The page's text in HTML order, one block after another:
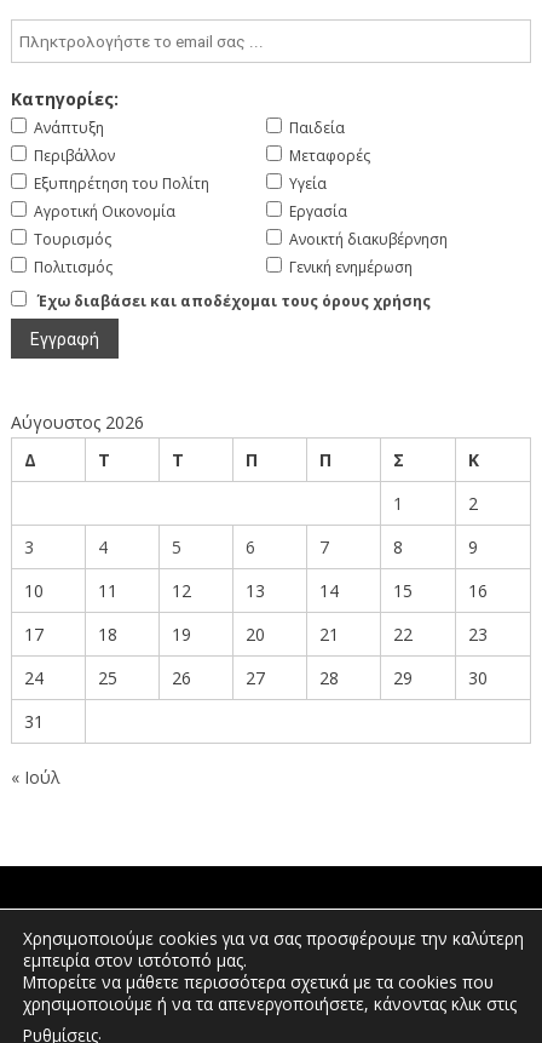
Κατηγορίες:
Ανάπτυξη
Περιβάλλον
Εξυπηρέτηση του Πολίτη
Αγροτική Οικονομία
Τουρισμός
Πολιτισμός
Παιδεία
Μεταφορές
Υγεία
Εργασία
Ανοικτή διακυβέρνηση
Γενική ενημέρωση
Έχω διαβάσει και αποδέχομαι τους όρους χρήσης
Αύγουστος 2026
Δ
Τ Τ Π Π Σ
Κ
1
2
3
4 5 6 7 8
9
10
11 12 13 14 15
16
17
18 19 20 21 22
23
24
25 26 27 28 29
30
31
« Ιούλ
ΠΟΛΙΤΕΣ
ΕΠΕΝΔΥΤΕΣ
Χρησιμοποιούμε cookies για να σας προσφέρουμε την καλύτερη
εμπειρία στον ιστότοπό μας.
Μπορείτε να μάθετε περισσότερα σχετικά με τα cookies που
χρησιμοποιούμε ή να τα απενεργοποιήσετε, κάνοντας κλικ στις
Ρυθμίσεις.